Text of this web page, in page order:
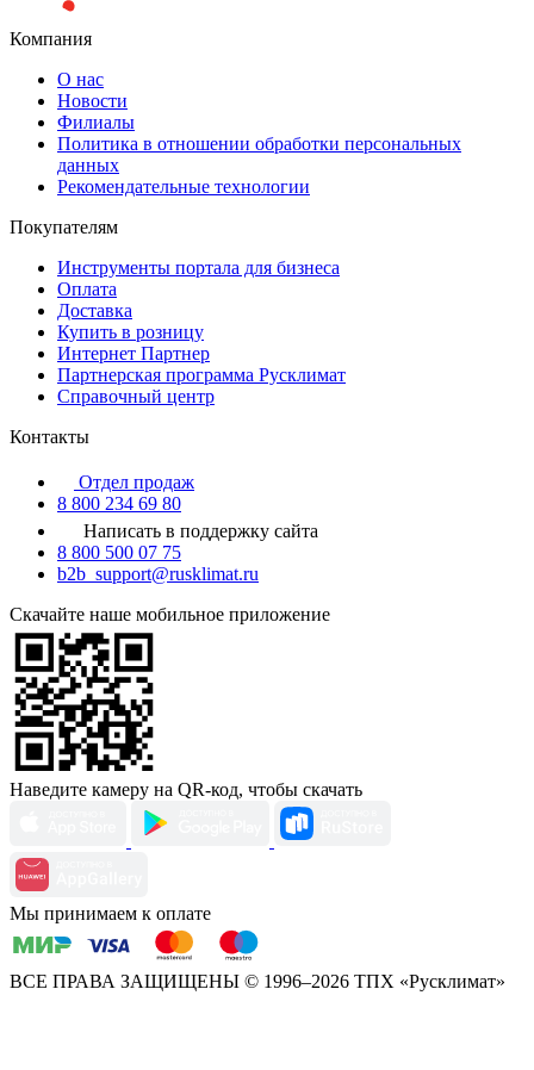
Компания
О нас
Новости
Филиалы
Политика в отношении обработки персональных
данных
Рекомендательные технологии
Покупателям
Инструменты портала для бизнеса
Оплата
Доставка
Купить в розницу
Интернет Партнер
Партнерская программа Русклимат
Справочный центр
Контакты
Отдел продаж
8 800 234 69 80
Написать в поддержку сайта
8 800 500 07 75
b2b_support@rusklimat.ru
Скачайте наше мобильное приложение
Наведите камеру на QR-код, чтобы скачать
Мы принимаем к оплате
ВСЕ ПРАВА ЗАЩИЩЕНЫ © 1996–2026 ТПХ «Русклимат»